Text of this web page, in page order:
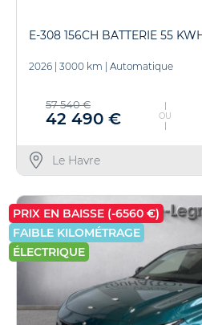
E-308 156CH BATTERIE 55
2026 | 3000 km | Automatique
57 540 €
42 490 € OU
Le Havre
PRIX EN BAISSE (-6560 €)
FAIBLE KILOMÉTRAGE
ÉLECTRIQUE